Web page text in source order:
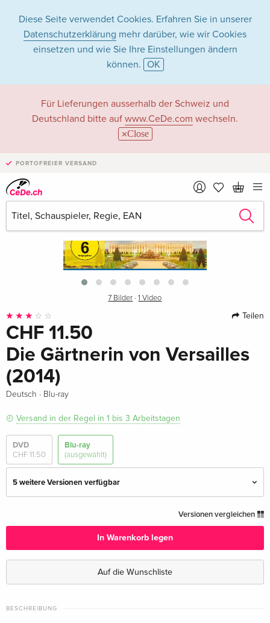
Diese Seite verwendet Cookies. Erfahren Sie in unserer
Datenschutzerklärung mehr darüber, wie wir Cookies
einsetzen und wie Sie Ihre Einstellungen ändern
können. OK
Für Lieferungen ausserhalb der Schweiz und
Deutschland bitte auf www.CeDe.com wechseln.
Close
PORTOFREIER VERSAND
›
7 Bilder ·1 Video
Teilen
CHF 11.50
Die Gärtnerin von Versailles
(2014)
Deutsch · Blu-ray
Versand in der Regel in 1 bis 3 Arbeitstagen
DVD
CHF 11.50
Blu-ray
(ausgewählt)
5 weitere Versionen verfügbar
CHF 11.50
Englisch · UK Version
Versionen vergleichen
In Warenkorb legen
Auf die Wunschliste
BESCHREIBUNG